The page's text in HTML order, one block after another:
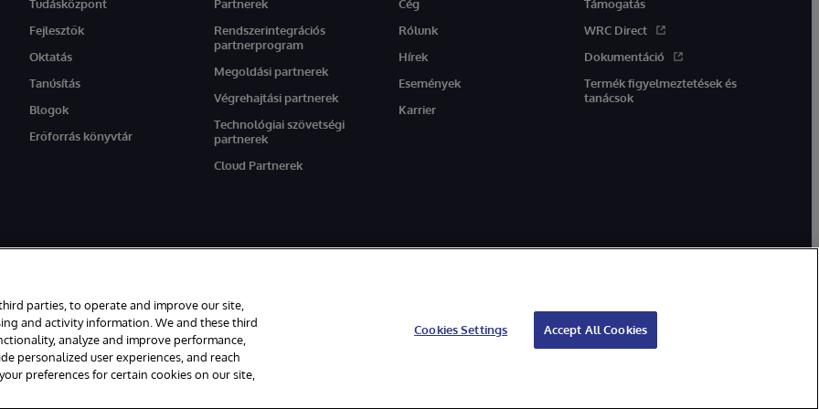
Tudásközpont
Fejlesztők
Oktatás
Tanúsítás
Blogok
Erőforrás könyvtár
Partnerek
Rendszerintegrációs
partnerprogram
Megoldási partnerek
Végrehajtási partnerek
Technológiai szövetségi
partnerek
Cloud Partnerek
Cég
Rólunk
Hírek
Események
Karrier
Támogatás
WRC Direct
Dokumentáció
Termék figyelmeztetések és
tanácsok
az oldal angol nyelvű változata élvez elsőbbséget.
Hozzáférhetőség
parties, to operate and improve our site,
and activity information. We and these third
analyze and improve performance,
personalized user experiences, and reach
preferences for certain cookies on our site,
Cookies Settings Accept All Cookies